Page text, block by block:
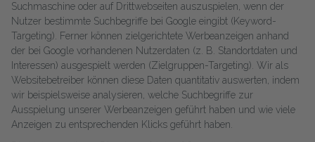
Suchmaschine oder auf Drittwebseiten auszuspielen, wenn der
Nutzer bestimmte Suchbegriffe bei Google eingibt (Keyword-
Targeting). Ferner können zielgerichtete Werbeanzeigen anhand
der bei Google vorhandenen Nutzerdaten (z. B. Standortdaten und
Interessen) ausgespielt werden (Zielgruppen-Targeting). Wir als
Websitebetreiber können diese Daten quantitativ auswerten, indem
wir beispielsweise analysieren, welche Suchbegriffe zur
Ausspielung unserer Werbeanzeigen geführt haben und wie viele
Anzeigen zu entsprechenden Klicks geführt haben.